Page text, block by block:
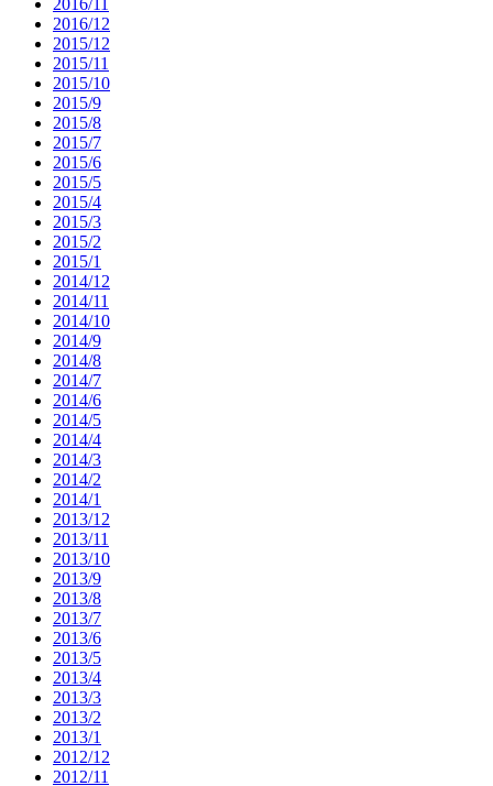
2016/12
2015/12
2015/11
2015/10
2015/9
2015/8
2015/7
2015/6
2015/5
2015/4
2015/3
2015/2
2015/1
2014/12
2014/11
2014/10
2014/9
2014/8
2014/7
2014/6
2014/5
2014/4
2014/3
2014/2
2014/1
2013/12
2013/11
2013/10
2013/9
2013/8
2013/7
2013/6
2013/5
2013/4
2013/3
2013/2
2013/1
2012/12
2012/11